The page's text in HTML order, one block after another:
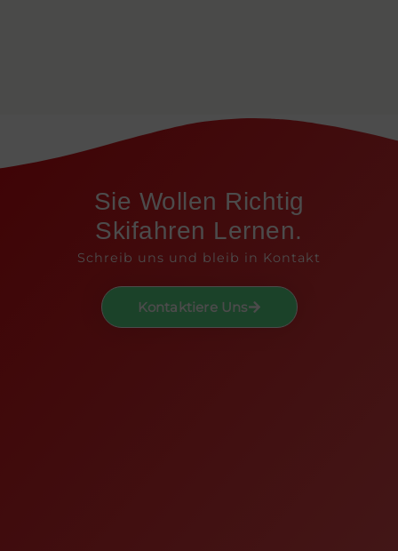
Sie Wollen Richtig
Skifahren Lernen.
Schreib uns und bleib in Kontakt
Kontaktiere Uns